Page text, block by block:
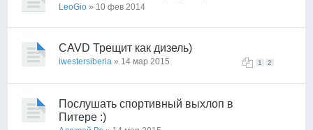
LeoGio » 10 фев 2014
CAVD Трещит как дизель)
1 2
iwestersiberia » 14 мар 2015
Послушать спортивный выхлоп в
Питере :)